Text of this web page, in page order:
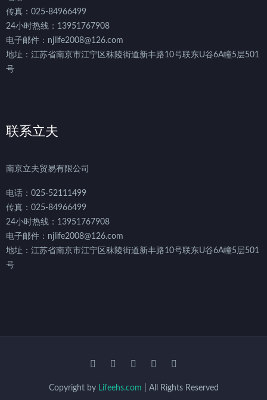
传真：025-84966499
24小时热线：13951767908
电子邮件：njlife2008@126.com
地址：江苏省南京市江宁区秣陵街道新丰路10号联东U谷6A幢5层501
号
联系立夫
南京立夫贸易有限公司
电话：025-52111499
传真：025-84966499
24小时热线：13951767908
电子邮件：njlife2008@126.com
地址：江苏省南京市江宁区秣陵街道新丰路10号联东U谷6A幢5层501
号
Copyright by Lifeehs.com | All Rights Reserved